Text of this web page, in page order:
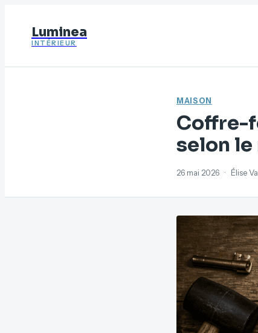
Luminea
INTÉRIEUR
MAISON
Coffre-
selon le
26 mai 2026 · Élise